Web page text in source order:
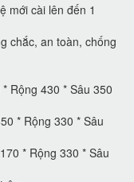
mới cài lên đến 1
chắc, an toàn, chống
Rộng 430 * Sâu 350
* Rộng 330 * Sâu
* Rộng 330 * Sâu